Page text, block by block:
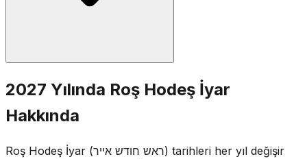
Standart Roş Hodeş duaları okunur: yarım Hallel, Yaale
VeYavo, Tora okuması ve Musaf. Roş Hodeş İyar Omer
dönemine denk geldiğinden, akşam ibadetlerinde Omer
Hodeş'in kendisinde de geçerlidir.
2027 Yılında Roş Hodeş İyar
Hakkında
Roş Hodeş İyar (ראש חודש אייר) tarihleri her yıl değişir